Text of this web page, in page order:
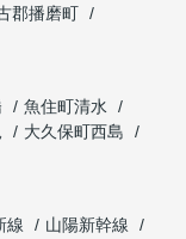
郡播磨町
魚住町清水
大久保町西島
線
山陽新幹線